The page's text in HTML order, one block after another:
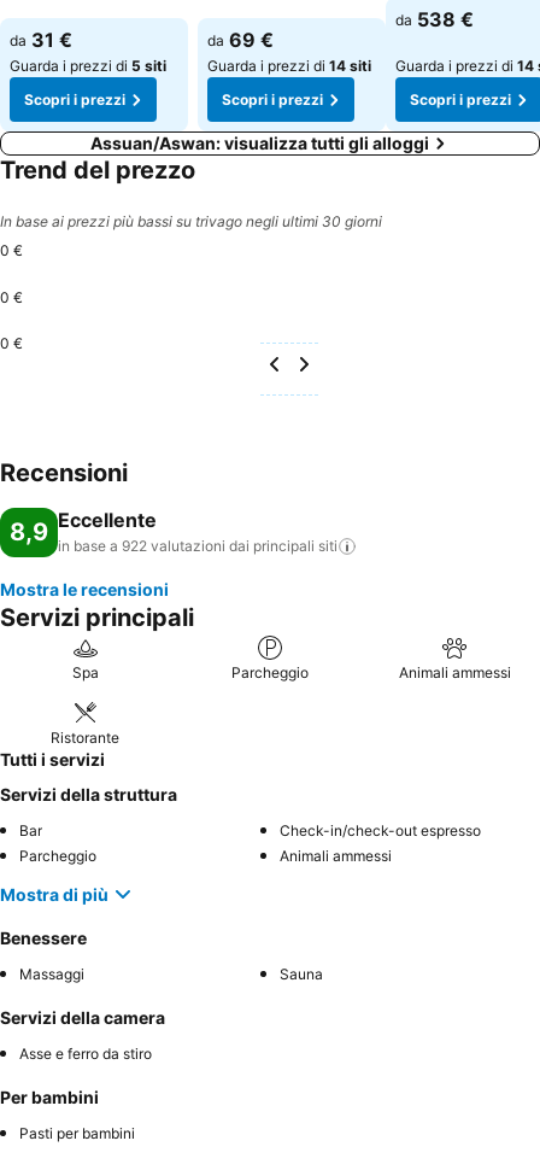
Scopri i prezzi
da 31 €
Guarda i prezzi di 5 siti
Scopri i prezzi
Scopri i prezzi
da 69 €
Guarda i prezzi di 14 siti
Scopri i prezzi
Scopri i prezzi
da 538 €
Guarda i prezzi di 14
Scopri i prezzi
Assuan/Aswan: visualizza tutti gli alloggi
Trend del prezzo
In base ai prezzi più bassi su trivago negli ultimi 30 giorni
0 €
0 €
0 €
Recensioni
8,9 Eccellente
in base a 922 valutazioni dai principali siti
Mostra le recensioni
Servizi principali
Spa Parcheggio Animali ammessi
Ristorante
Tutti i servizi
Servizi della struttura
Bar
Check-in/check-out espresso
Parcheggio
Animali ammessi
Mostra di più
Benessere
Massaggi Sauna
Servizi della camera
Asse e ferro da stiro
Per bambini
Pasti per bambini